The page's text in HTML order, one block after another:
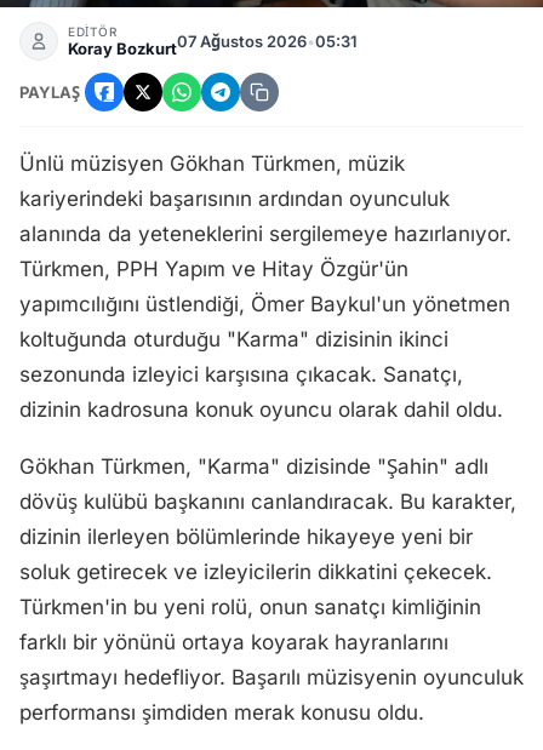
Karma dizisinin yeni sezonunda Gökhan Türkmen, Şahin
EDİTÖR
Koray Bozkurt07 Ağustos 2026•05:31
PAYLAŞ
Ünlü müzisyen Gökhan Türkmen, müzik
kariyerindeki başarısının ardından oyunculuk
alanında da yeteneklerini sergilemeye hazırlanıyor.
Türkmen, PPH Yapım ve Hitay Özgür'ün
yapımcılığını üstlendiği, Ömer Baykul'un yönetmen
koltuğunda oturduğu "Karma" dizisinin ikinci
sezonunda izleyici karşısına çıkacak. Sanatçı,
dizinin kadrosuna konuk oyuncu olarak dahil oldu.
Gökhan Türkmen, "Karma" dizisinde "Şahin" adlı
dövüş kulübü başkanını canlandıracak. Bu karakter,
dizinin ilerleyen bölümlerinde hikayeye yeni bir
soluk getirecek ve izleyicilerin dikkatini çekecek.
Türkmen'in bu yeni rolü, onun sanatçı kimliğinin
farklı bir yönünü ortaya koyarak hayranlarını
şaşırtmayı hedefliyor. Başarılı müzisyenin oyunculuk
performansı şimdiden merak konusu oldu.